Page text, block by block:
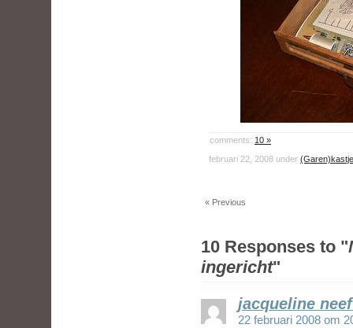
comments: 10 »
februari 22, 2008 under
« Previous
10 Responses to "
ingericht"
jacqueline
22 februari 2008 om